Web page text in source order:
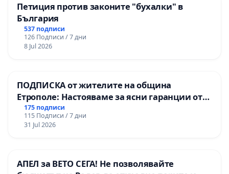
Петиция против законите "бухалки" в
България
537 подписи
126 Подписи / 7 дни
8 Jul 2026
ПОДПИСКА от жителите на община
Етрополе: Настояваме за ясни гаранции от
“Елаците-МЕД” АД и от държавата, че ще се
изпълнят всички екологични норми!
175 подписи
115 Подписи / 7 дни
31 Jul 2026
АПЕЛ за ВЕТО СЕГА! Не позволявайте